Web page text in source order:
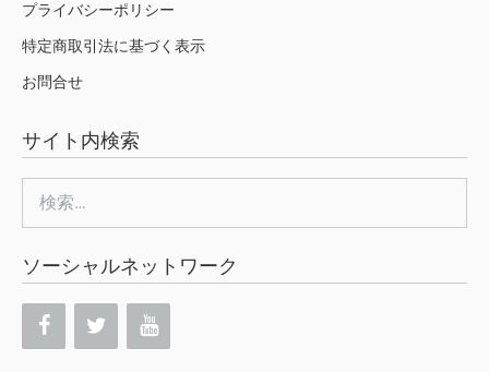
プライバシーポリシー
特定商取引法に基づく表示
お問合せ
サイト内検索
索:
ソーシャルネットワーク